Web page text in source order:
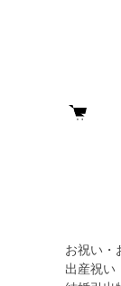
お祝い・
出産祝い